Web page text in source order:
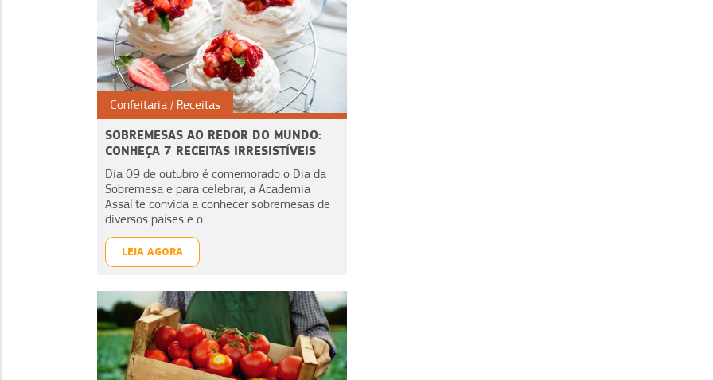
Confeitaria Receitas
SOBREMESAS AO REDOR DO MUNDO:
CONHEÇA 7 RECEITAS IRRESISTÍVEIS
Dia 09 de outubro é comemorado o Dia da
Sobremesa e para celebrar, a Academia
Assaí te convida a conhecer sobremesas de
diversos países e o...
LEIA AGORA